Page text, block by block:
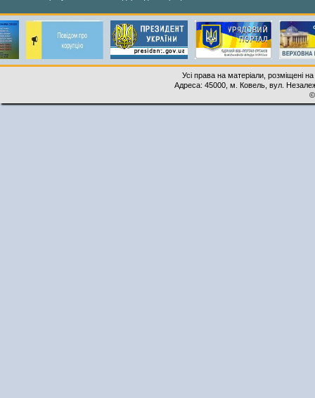
Усі права на матеріали, розміщені
Адреса: 45000, м. Ковель, вул.